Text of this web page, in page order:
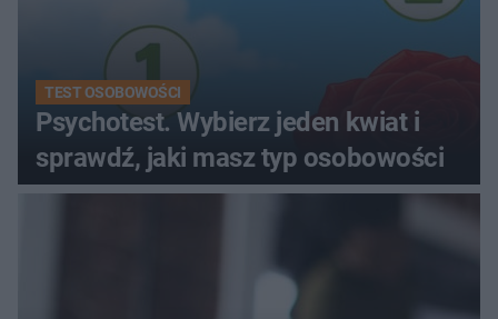
TEST OSOBOWOŚCI
Psychotest. Wybierz jeden kwiat i
sprawdź, jaki masz typ osobowości